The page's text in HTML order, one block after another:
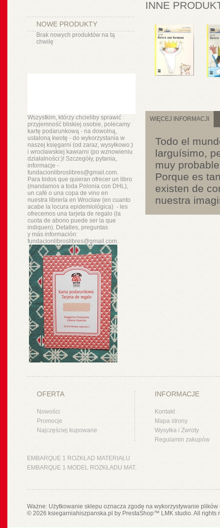
NOWE PRODUKTY
Brak nowych produktów na tą
chwilę
Wszystkim, którzy chcieliby sprawić
przyjemność bliskiej osobie, polecamy
kartę podarunkową - na dowolną,
ustaloną kwotę - do wykorzystania w
naszej księgarni (od zaraz, wysyłkowo:)
i wrocławskiej kawiarni (po wznowieniu
działalności:)! Szczegóły, pytania,
informacje -
fundacionlibroslibres@gmail.com.
Para todos que quieran ofrecer un libro
(mandamos a toda Polonia con DHL),
un café o una copa de vino en
nuestra libreríaen Wrocław (en cuanto
acabe la locura epidemiológica) - les
ofrecemos una tarjeta de regalo (la
cuota de abono puede ser la que
indiquen). Detalles, preguntas
y másinformación:
fundacionlibroslibres@gmail.com.
INNE
WIĘCEJ INFORMACJI
Todo el
larguísimo,
muy
Porque es
existen de
nuestra
OFERTA
Nowości
Promocje
Najczęściej kupowane
INFORMACJE
Kontakt
Mapa strony
Wysyłka i Zwroty
Regulamin zakupów
EMBARQUE 1 ROZKŁAD MATERIAŁU
EMBARQUE 1 MODEL ROZKŁADU MAT.
Ważne: Użytkowanie sklepu oznacza zgodę na wykorzystywanie
© 2026 ksiegarniahiszpanska.pl by PrestaShop™ LMK studio. All rights